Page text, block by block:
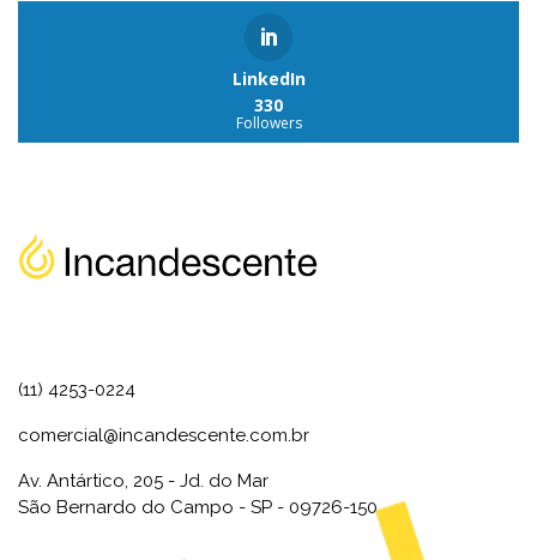
LinkedIn
330
Followers
(11) 4253-0224
comercial@incandescente.com.br
Av. Antártico, 205 - Jd. do Mar
São Bernardo do Campo - SP - 09726-150